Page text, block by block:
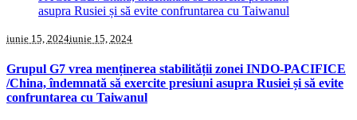
iunie 15, 2024iunie 15, 2024
Grupul G7 vrea menținerea stabilității zonei INDO-PACIFICE
/China, îndemnată să exercite presiuni asupra Rusiei și să evite
confruntarea cu Taiwanul